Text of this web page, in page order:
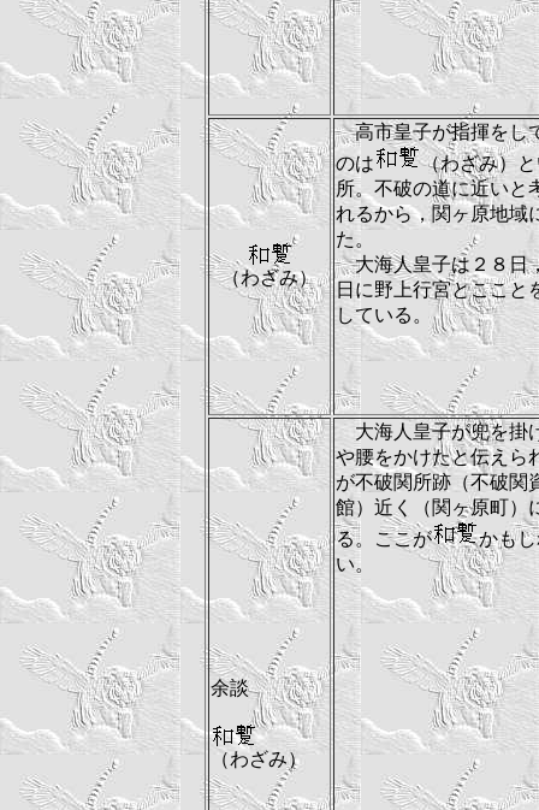
（わざみ）
高市皇子が指揮をし
のは
（わざみ）
所。不破の道に近いと
れるから，関ヶ原地域
た。
大海人皇子は２８日
日に野上行宮とここと
している。
余談
（わざみ）
大海人皇子が兜を掛
や腰をかけたと伝えら
が不破関所跡（不破関
館）近く（関ヶ原町）
る。ここが
かも
い。